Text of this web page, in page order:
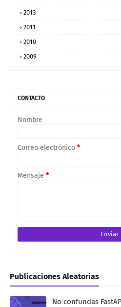
2013
2011
2010
2009
CONTACTO
Nombre
Correo electrónico *
Mensaje *
Publicaciones Aleatorias
No confundas